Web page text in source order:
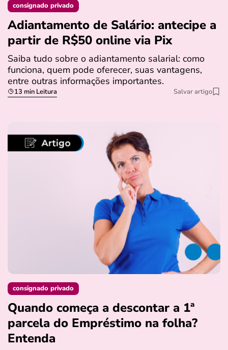
consignado privado
Adiantamento de Salário: antecipe a
partir de R$50 online via Pix
Saiba tudo sobre o adiantamento salarial: como
funciona, quem pode oferecer, suas vantagens,
entre outras informações importantes.
13 min Leitura Salvar artigo
consignado privado
Quando começa a descontar a 1ª
parcela do Empréstimo na folha?
Entenda